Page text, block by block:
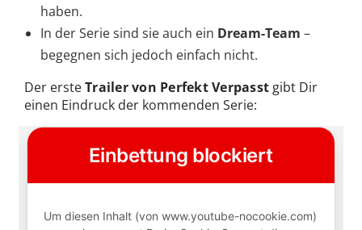
haben.
In der Serie sind sie auch ein Dream-Team –
begegnen sich jedoch einfach nicht.
Der ersteTrailer von Perfekt Verpasst gibt Dir
einen Eindruck der kommenden Serie: